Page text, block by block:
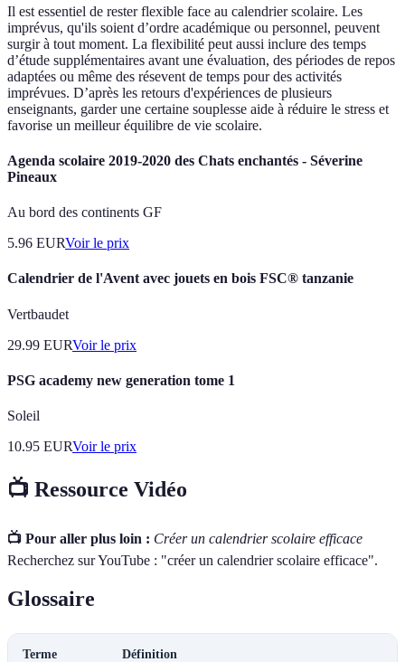
Il est essentiel de rester flexible face au calendrier scolaire. Les
imprévus, qu'ils soient d’ordre académique ou personnel, peuvent
surgir à tout moment. La flexibilité peut aussi inclure des temps
d’étude supplémentaires avant une évaluation, des périodes de repos
adaptées ou même des résevent de temps pour des activités
imprévues. D’après les retours d'expériences de plusieurs
enseignants, garder une certaine souplesse aide à réduire le stress et
favorise un meilleur équilibre de vie scolaire.
Agenda scolaire 2019-2020 des Chats enchantés - Séverine
Pineaux
Au bord des continents GF
5.96 EURVoir le prix
Calendrier de l'Avent avec jouets en bois FSC® tanzanie
Vertbaudet
29.99 EURVoir le prix
PSG academy new generation tome 1
Soleil
10.95 EURVoir le prix
📺 Ressource Vidéo
📺 Pour aller plus loin : Créer un calendrier scolaire efficace
Recherchez sur YouTube : "créer un calendrier scolaire efficace".
Glossaire
Terme Définition